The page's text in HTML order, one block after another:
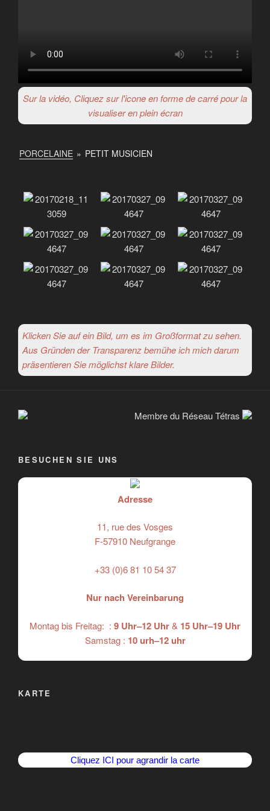
Sur la vidéo, Cliquez sur l'icone en forme de carré pour la
visualiser en plein écran
PORCELAINE » PETIT MUSICIEN
Klicken Sie auf ein Bild, um es im Großformat zu sehen.
Aus Gründen der Transparenz bemühe ich mich darum
präsentieren Sie möglichst klare Bilder.
Membre du Réseau Tétras
BESUCHEN SIE UNS
Adresse
11, rue des Vosges
F-57910 Neufgrange
+33 (0)6 81 10 54 37
Nur nach Vereinbarung
Montag bis Freitag: : 9 Uhr–12 Uhr& 15 Uhr–19 Uhr
Samstag : 10 urh–12 uhr
KARTE
Cliquez ICI pour agrandir la carte